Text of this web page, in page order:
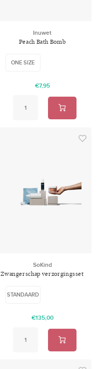
Inuwet
Peach Bath Bomb
ONE SIZE
€7,95
SoKind
Zwangerschap verzorgingsset
STANDAARD
€135,00